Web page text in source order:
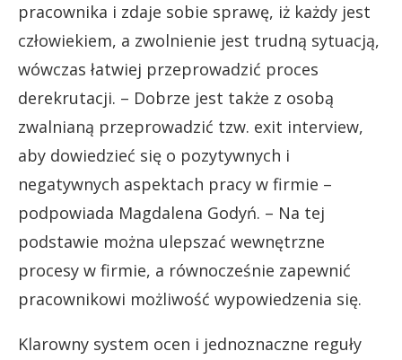
pracownika i zdaje sobie sprawę, iż każdy jest
człowiekiem, a zwolnienie jest trudną sytuacją,
wówczas łatwiej przeprowadzić proces
derekrutacji. – Dobrze jest także z osobą
zwalnianą przeprowadzić tzw. exit interview,
aby dowiedzieć się o pozytywnych i
negatywnych aspektach pracy w firmie –
podpowiada Magdalena Godyń. – Na tej
podstawie można ulepszać wewnętrzne
procesy w firmie, a równocześnie zapewnić
pracownikowi możliwość wypowiedzenia się.
Klarowny system ocen i jednoznaczne reguły